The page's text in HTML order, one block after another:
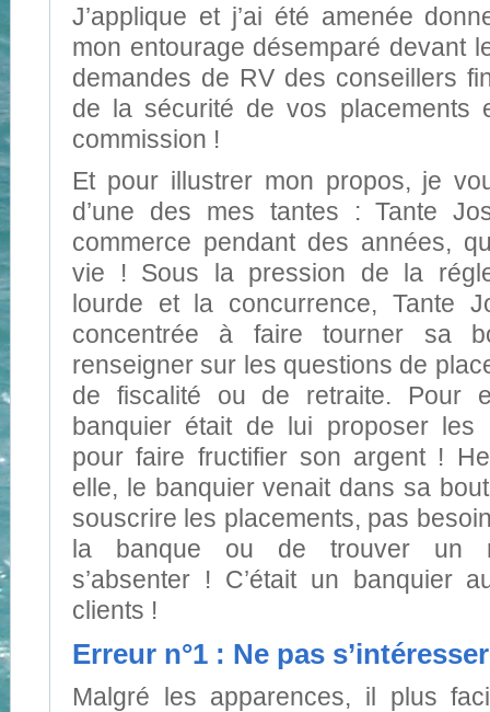
J’applique et j’ai été amenée
mon entourage désemparé devant
demandes de RV des conseillers
de la sécurité de vos placements
commission !
Et pour illustrer mon propos, je
d’une des mes tantes : Tante
commerce pendant des années,
vie ! Sous la pression de la
lourde et la concurrence, Tante
concentrée à faire tourner sa
renseigner sur les questions de
de fiscalité ou de retraite. Pour
banquier était de lui proposer les
pour faire fructifier son argent !
elle, le banquier venait dans sa
souscrire les placements, pas
la banque ou de trouver un
s’absenter ! C’était un banquier
clients !
Erreur n°1 : Ne pas
Malgré les apparences, il plus